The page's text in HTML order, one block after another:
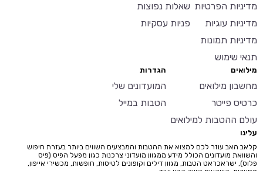
מדיניות הפרטיות
מדיניות עוגיות
מדיניות תמונות
תנאי שימוש
שאלות נפוצות
פניות עסקיות
מילואים
מחשבון מילואים
כרטיס פייטר
עולם ההטבות למילואים
הגדרות
המועדונים שלי
הטבות במייל
עלינו
קלאב האב עוזר לכם למצוא את ההטבות והמבצעים השווים ביותר בעזרת חיפוש
והשוואת מועדונים הכולל מידע ממגוון מועדוני צרכנות כגון מפעל הפיס (פיס
פלוס), ישראכראט הטבות, מגוון דילים וקופונים לטיסות, חופשות, מכשירי אייפון,